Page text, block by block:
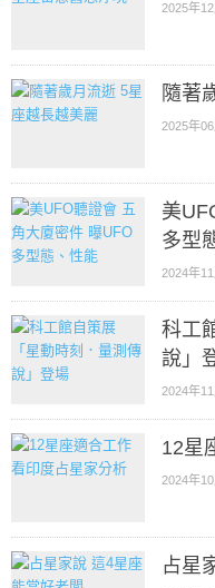
2025年
隨著
2025年
美
多型
2024年
科工
說」
2024年
12星
2024年
占星